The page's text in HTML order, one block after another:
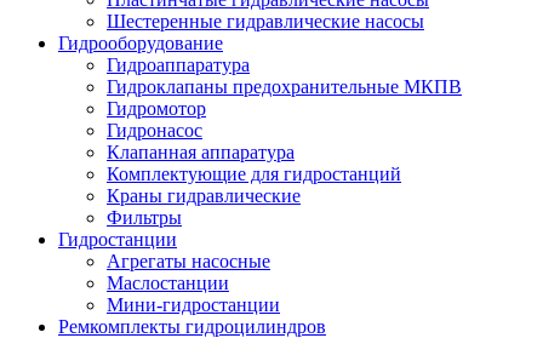
Шестеренные гидравлические насосы
Гидрооборудование
Гидроаппаратура
Гидроклапаны предохранительные МКПВ
Гидромотор
Гидронасос
Клапанная аппаратура
Комплектующие для гидростанций
Краны гидравлические
Фильтры
Гидростанции
Агрегаты насосные
Маслостанции
Мини-гидростанции
Ремкомплекты гидроцилиндров